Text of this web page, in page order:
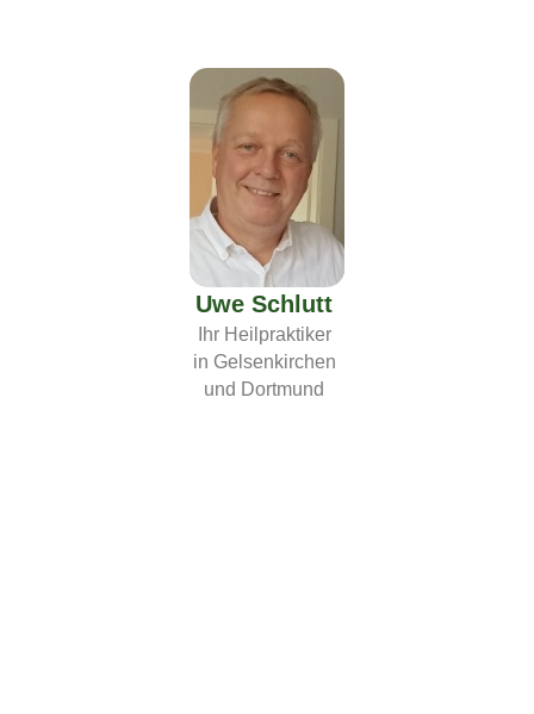
Uwe Schlutt
Ihr Heilpraktiker
in Gelsenkirchen
und Dortmund